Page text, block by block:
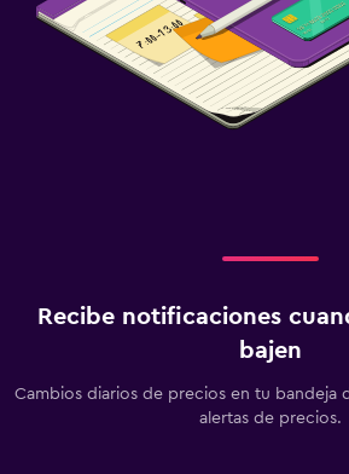
Recibe notificaciones
bajen
Cambios diarios de precios en tu bandeja
alertas de precios.